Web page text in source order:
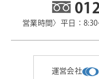
営業時間〉平日：
運営会社